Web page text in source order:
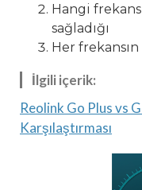
Hangi
sağladığı
Her
İlgili içerik:
Reolink Go Plus vs
Karşılaştırması